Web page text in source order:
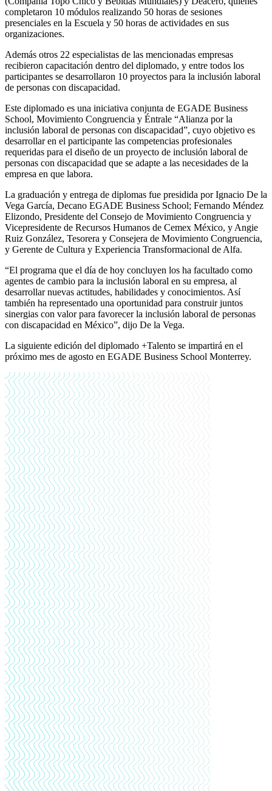
completaron 10 módulos realizando 50 horas de sesiones
presenciales en la Escuela y 50 horas de actividades en sus
organizaciones.
Además otros 22 especialistas de las mencionadas empresas
recibieron capacitación dentro del diplomado, y entre todos los
participantes se desarrollaron 10 proyectos para la inclusión laboral
de personas con discapacidad.
Este diplomado es una iniciativa conjunta de EGADE Business
School, Movimiento Congruencia y Éntrale “Alianza por la
inclusión laboral de personas con discapacidad”, cuyo objetivo es
desarrollar en el participante las competencias profesionales
requeridas para el diseño de un proyecto de inclusión laboral de
personas con discapacidad que se adapte a las necesidades de la
empresa en que labora.
La graduación y entrega de diplomas fue presidida por Ignacio De la
Vega García, Decano EGADE Business School; Fernando Méndez
Elizondo, Presidente del Consejo de Movimiento Congruencia y
Vicepresidente de Recursos Humanos de Cemex México, y Angie
Ruiz González, Tesorera y Consejera de Movimiento Congruencia,
y Gerente de Cultura y Experiencia Transformacional de Alfa.
“El programa que el día de hoy concluyen los ha facultado como
agentes de cambio para la inclusión laboral en su empresa, al
desarrollar nuevas actitudes, habilidades y conocimientos. Así
también ha representado una oportunidad para construir juntos
sinergias con valor para favorecer la inclusión laboral de personas
con discapacidad en México”, dijo De la Vega.
La siguiente edición del diplomado +Talento se impartirá en el
próximo mes de agosto en EGADE Business School Monterrey.